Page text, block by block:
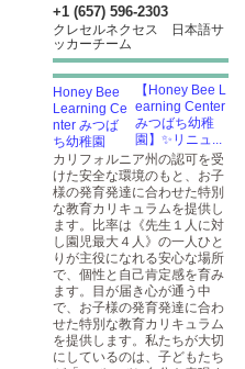
+1 (657) 596-2303
クレセルネクセス 日本語サ
ッカーチーム
【Honey Bee L
earning Center
みつばち幼稚
園】✨️リニュ...
カリフォルニア州の認可を受
けた安全な環境のもと、お子
様の発育発達に合わせた特別
な教育カリキュラムを提供し
ます。比率は《先生１人に対
し園児最大４人》の一人ひと
りが主役になれる安心な場所
で、個性と自己肯定感を育み
ます。目が届き心が通う中
で、お子様の発育発達に合わ
せた特別な教育カリキュラム
を提供します。私たちが大切
にしているのは、子どもたち